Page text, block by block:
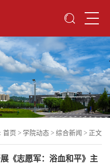
首页 > 学院动态 > 综合新闻 > 正文
《志愿军：浴血和平》主